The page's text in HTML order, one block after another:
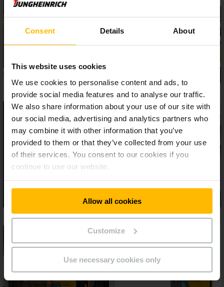
Consent Details About
This website uses cookies
We use cookies to personalise content and ads, to
provide social media features and to analyse our traffic.
We also share information about your use of our site with
our social media, advertising and analytics partners who
may combine it with other information that you’ve
provided to them or that they’ve collected from your use
of their services. You consent to our cookies if you
continue to use our website.
Allow all cookies
Customize
Use necessary cookies only
funkcijas, kā, piemēram, kravas automašīnas atpazīšana ar
automātisku ātruma samazināšanu un kravas automašīnas
izgaismošanu, palīdz darbu ikvienā situācijā veikt drošāk un